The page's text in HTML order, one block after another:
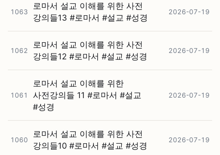
1063
로마서 설교 이해를 위한 사전
강의들13 #⁠로마서 #⁠설교 #⁠성경
2026-07-19
1062
로마서 설교 이해를 위한 사전
강의들12 #⁠로마서 #⁠설교 #⁠성경
2026-07-19
1061
로마서 설교 이해를 위한
사전강의들 11 #⁠로마서 #⁠설교
#⁠성경
2026-07-19
1060
로마서 설교 이해를 위한 사전
강의들10 #⁠로마서 #⁠설교 #⁠성경
2026-07-19